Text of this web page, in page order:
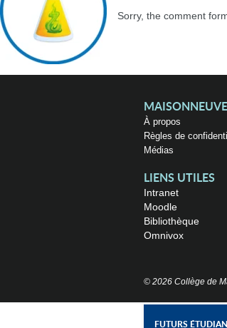
Sorry, the comment
MAISONNEUVE
À propos
Règles de
Médias
LIENS UTILES
Intranet
Moodle
Bibliothèque
Omnivox
© 2026 Collège de
FUTURS